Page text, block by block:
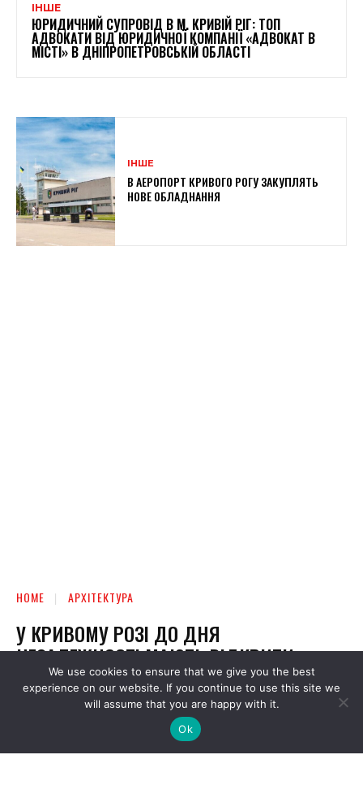
ІНШЕ
ЮРИДИЧНИЙ СУПРОВІД В М. КРИВІЙ РІГ: ТОП
АДВОКАТИ ВІД ЮРИДИЧНОЇ КОМПАНІЇ «АДВОКАТ В
МІСТІ» В ДНІПРОПЕТРОВСЬКІЙ ОБЛАСТІ
ІНШЕ
В АЕРОПОРТ КРИВОГО РОГУ ЗАКУПЛЯТЬ
НОВЕ ОБЛАДНАННЯ
We use cookies to ensure that we give you the best
experience on our website. If you continue to use this site we
will assume that you are happy with it.
Ok